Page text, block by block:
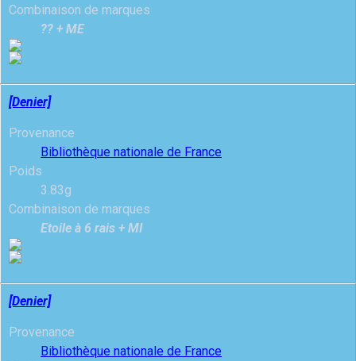
Combinaison de marques
?? + ME
[Denier]
Provenance
Bibliothèque nationale de France
Poids
3.83g
Combinaison de marques
Etoile à 6 rais + MI
[Denier]
Provenance
Bibliothèque nationale de France